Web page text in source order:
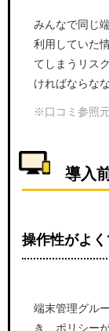
みんなで同じ
利用していた
てしまうリス
ければならな
※口コミ参照
導入
操作性がよ
端末管理グル
き、ポリシー